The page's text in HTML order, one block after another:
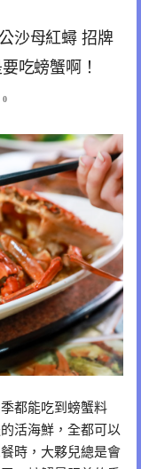
沙母紅蟳 招牌
吃螃蟹啊！
0
都能吃到螃蟹料
活海鮮，全都可以
時，大夥兒總是會